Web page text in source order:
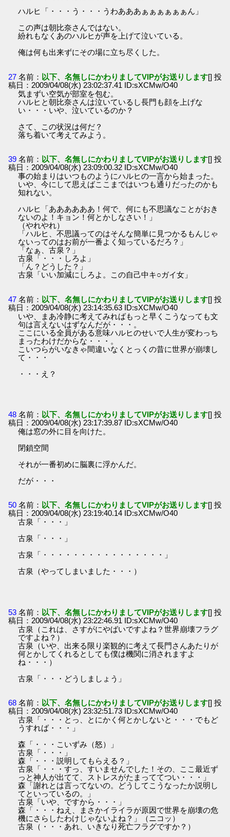
ハルヒ「・・・う・・・うわあああぁぁぁぁぁぁん」
この声は朝比奈さんではない。
紛れもなくあのハルヒが声を上げて泣いている。
俺は何も出来ずにその場に立ち尽くした。
27 名前： 以下、名無しにかわりましてVIPがお送りします[] 投
稿日：2009/04/08(水) 23:02:37.41 ID:sXCMw/O40
気まずい空気が部室を包む。
ハルヒと朝比奈さんは泣いているし長門も顔を上げな
い・・・いや、泣いているのか？
さて、この状況は何だ？
落ち着いて考えてみよう。
39 名前： 以下、名無しにかわりましてVIPがお送りします[] 投
稿日：2009/04/08(水) 23:09:00.32 ID:sXCMw/O40
事の始まりはいつものようにハルヒの一言から始まった。
いや、今にして思えばここまではいつも通りだったのかも
知れない。
ハルヒ「ああああああ！何で、何にも不思議なことがおき
ないのよ！キョン！何とかしなさい！」
（やれやれ）
「ハルヒ、不思議ってのはそんな簡単に見つかるもんじゃ
ないってのはお前が一番よく知っているだろ？」
「なぁ、古泉？」
古泉「・・・しろよ」
「ん？どうした？」
古泉「いい加減にしろよ。この自己中キ○ガイ女」
47 名前： 以下、名無しにかわりましてVIPがお送りします[] 投
稿日：2009/04/08(水) 23:14:35.63 ID:sXCMw/O40
いや、まあ冷静に考えてみればもっと早くこうなっても文
句は言えないはずなんだが・・・。
ここにいる全員がある意味ハルヒのせいで人生が変わっち
まったわけだからな・・・。
こいつらがいなきゃ間違いなくとっくの昔に世界が崩壊し
て・・・
・・・え？
48 名前： 以下、名無しにかわりましてVIPがお送りします[] 投
稿日：2009/04/08(水) 23:17:39.87 ID:sXCMw/O40
俺は窓の外に目を向けた。
閉鎖空間
それが一番初めに脳裏に浮かんだ。
だが・・・
50 名前： 以下、名無しにかわりましてVIPがお送りします[] 投
稿日：2009/04/08(水) 23:19:40.14 ID:sXCMw/O40
古泉「・・・」
古泉「・・・」
古泉「・・・・・・・・・・・・・・・・」
古泉（やってしまいました・・・）
53 名前： 以下、名無しにかわりましてVIPがお送りします[] 投
稿日：2009/04/08(水) 23:22:46.91 ID:sXCMw/O40
古泉（これは、さすがにやばいですよね？世界崩壊フラグ
ですよね？）
古泉（いや、出来る限り楽観的に考えて長門さんあたりが
何とかしてくれるとしても僕は機関に消されますよ
ね・・・）
古泉「・・・どうしましょう」
68 名前： 以下、名無しにかわりましてVIPがお送りします[] 投
稿日：2009/04/08(水) 23:32:51.73 ID:sXCMw/O40
古泉「・・・とっ、とにかく何とかしないと・・・でもど
うすれば・・・」
森「・・・こいずみ（怒）」
古泉「・・・」
森「・・・説明してもらえる？」
古泉「・・・すっ、すいませんでした！その、ここ最近ず
っと神人が出てて、ストレスがたまっててつい・・・」
森「謝れとは言ってないの。どうしてこうなったか説明し
てといっているの。」
古泉「いや、ですから・・・」
森「・・・ねえ、まさかイライラが原因で世界を崩壊の危
機にさらしたわけじゃないよね？」（ニコッ）
古泉（・・・あれ、いきなり死亡フラグですか？）